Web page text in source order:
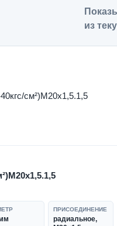
из
ПРИСОЕДИНЕНИЕ
радиальное,